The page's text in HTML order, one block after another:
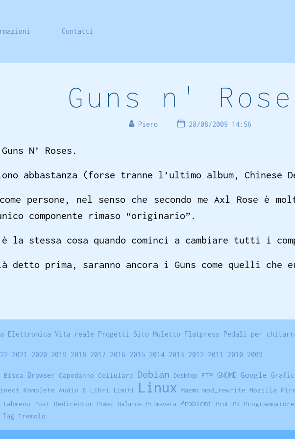
Contatti
Guns n'
Piero 28/08/2009 14:56
N’ Roses.
abbastanza (forse tranne l’ultimo album, Chinese
persone, nel senso che secondo me Axl Rose è
componente rimaso “originario”.
è la stessa cosa quando cominci a cambiare tutti i
detto prima, saranno ancora i Guns come quelli che
Elettronica Vita reale Progetti Sito Muletto Flatpress Pedali per
2021 2020 2019 2018 2017 2016 2015 2014 2013 2012 2011 2010 2009
Bisca Browser Capodanno Cellulare Debian Desktop FTP GNOME Google
Komplete Audio 6 Libri Limiti Linux Maemo mod_rewrite Mozilla
Post Redirector Power Balance Primavera Problemi ProFTPd Programmatore
Tag Tremolo